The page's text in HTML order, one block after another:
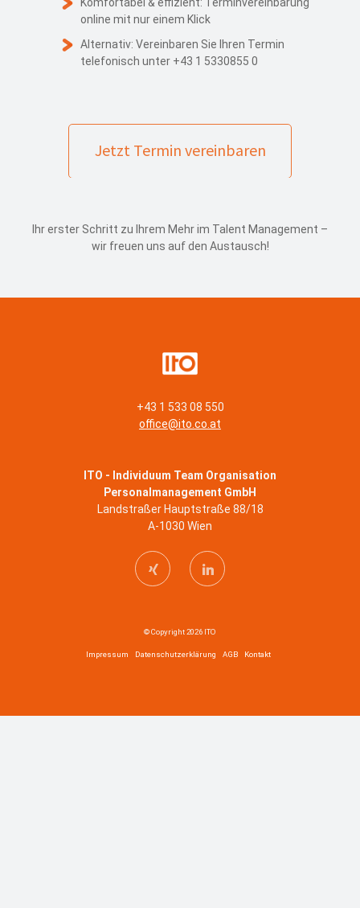
online mit nur einem Klick
Alternativ: Vereinbaren Sie Ihren Termin
telefonisch unter +43 1 5330855 0
Jetzt Termin vereinbaren
Ihr erster Schritt zu Ihrem Mehr im Talent Management –
wir freuen uns auf den Austausch!
+43 1 533 08 550
office@ito.co.at
ITO - Individuum Team Organisation
Personalmanagement GmbH
Landstraßer Hauptstraße 88/18
A-1030 Wien
© Copyright 2026 ITO
Impressum Datenschutzerklärung AGB Kontakt